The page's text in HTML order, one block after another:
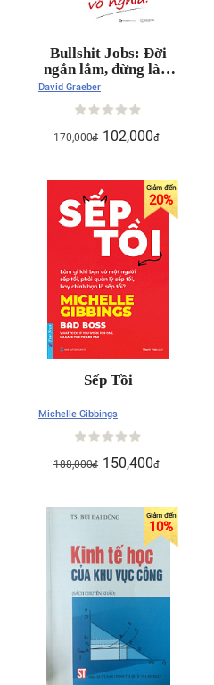
Bullshit Jobs: Đời
ngắn lắm, đừng làm
việc vô nghĩa!
David Graeber
170,000đ 102,000đ
20%
Sếp Tồi
Michelle Gibbings
188,000đ 150,400đ
10%